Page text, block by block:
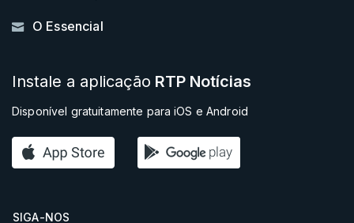
O Essencial
Instale a aplicação RTP Notícias
Disponível gratuitamente para iOS e Android
SIGA-NOS